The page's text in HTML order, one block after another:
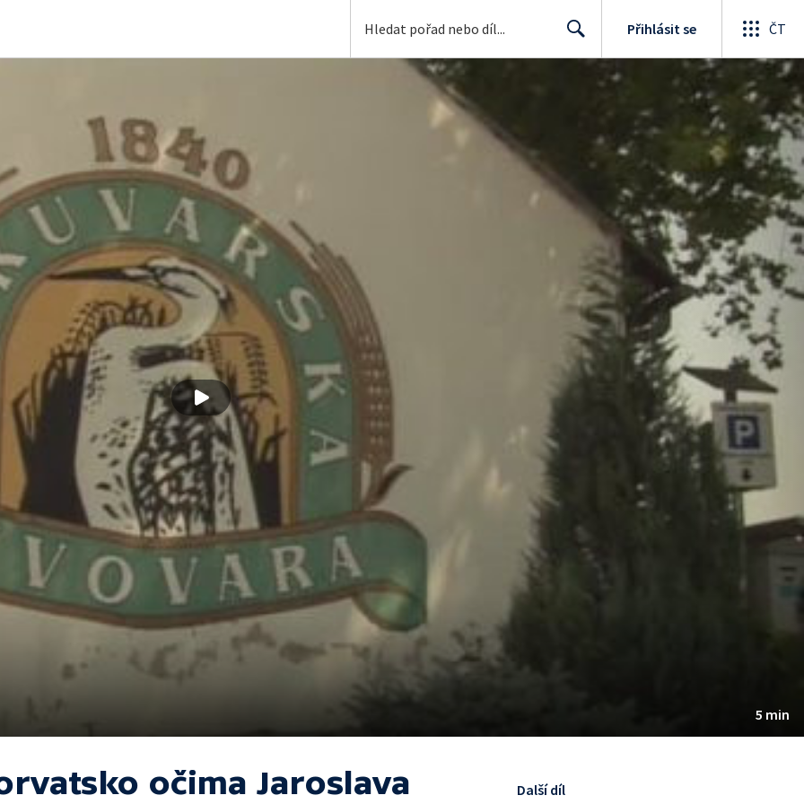
Search
Přihlásit se ČT
5 min
očima Jaroslava
Další díl